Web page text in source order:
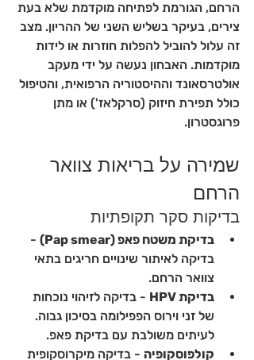
הרחם, הגורמת לפתיחה מוקדמת שלא בעת
צירים, בעיקר בשליש השני של ההריון. מצב
זה עלול להוביל להפלות חוזרות או לידות
מוקדמות. האבחון נעשה על ידי מעקב
אולטרסאונד וההיסטוריה הרפואית, והטיפול
כולל תפירת חיזוק (סרקלאז') או מתן
פרוגסטרון.
שמירה על בריאות צוואר
הרחם
בדיקות סקר תקופתיות
בדיקת משטח פאפ (Pap smear)
-
בדיקה לאיתור שינויים חריגים בתאי
צוואר הרחם.
בדיקת HPV
- בדיקה לזיהוי נוכחות
של זני וירוס הפפילומה בסיכון גבוה.
לעיתים משולבת עם בדיקת פאפ.
קולפוסקופיה - בדיקה מיקרוסקופית